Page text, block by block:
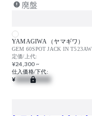
廃盤
YAMAGIWA （ヤマギワ）
GEM 60SPOT JACK IN T523AW
定価/上代:
¥24,300 ~
仕入価格/下代:
¥